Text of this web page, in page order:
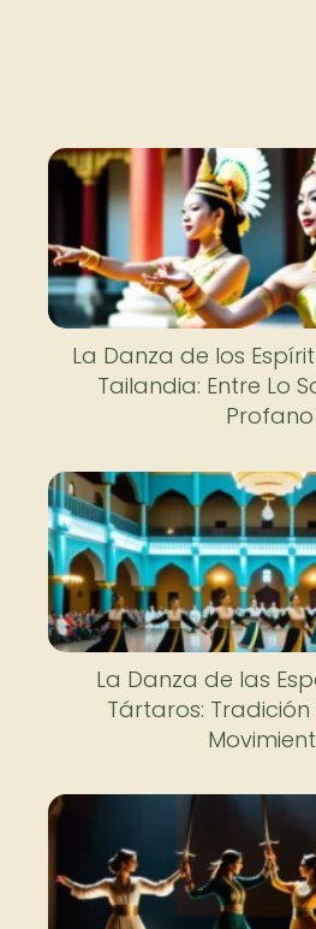
La Danza de los
Tailandia: Entre Lo
Profano
La Danza de las
Tártaros: Tradición